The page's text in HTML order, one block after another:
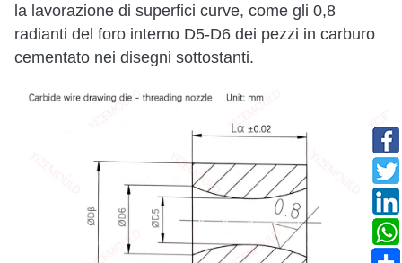
la lavorazione di superfici curve, come gli 0,8
radianti del foro interno D5-D6 dei pezzi in carburo
cementato nei disegni sottostanti.